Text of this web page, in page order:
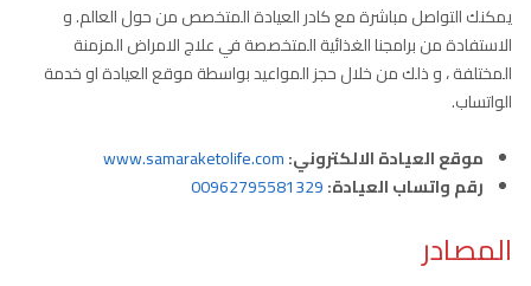
يمكنك التواصل مباشرة مع كادر العيادة المتخصص من حول العالم. و
الاستفادة من برامجنا الغذائية المتخصصة في علاج الامراض المزمنة
المختلفة ، و ذلك من خلال حجز المواعيد بواسطة موقع العيادة او خدمة
الواتساب.
موقع العيادة الالكتروني:www.samaraketolife.com
رقم واتساب العيادة:00962795581329
المصادر